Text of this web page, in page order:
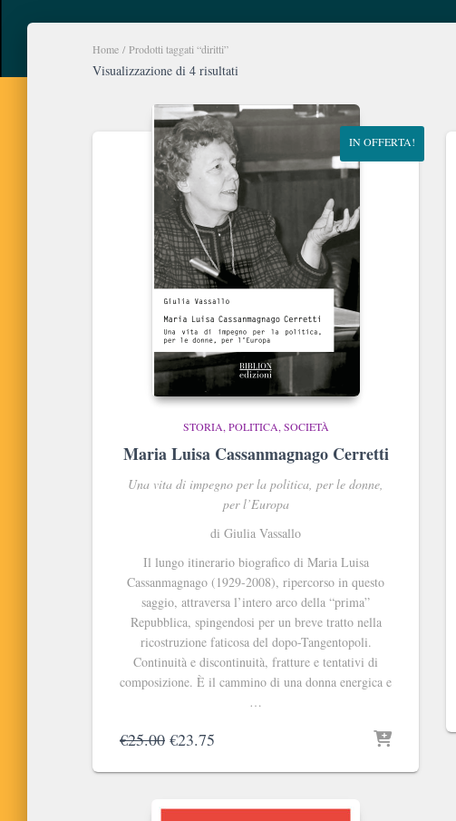
Home / Prodotti taggati “diritti”
Visualizzazione di 4 risultati
base
al
più
recente
IN OFFERTA!
STORIA, POLITICA, SOCIETÀ
Maria Luisa Cassanmagnago Cerretti
Una vita di impegno per la politica, per le donne,
per l’Europa
di Giulia Vassallo
Il lungo itinerario biografico di Maria Luisa
Cassanmagnago (1929-2008), ripercorso in questo
saggio, attraversa l’intero arco della “prima”
Repubblica, spingendosi per un breve tratto nella
ricostruzione faticosa del dopo-Tangentopoli.
Continuità e discontinuità, fratture e tentativi di
composizione. È il cammino di una donna energica e
…
€25.00 Il
originale
€25.00.
€23.75
attuale
€23.75.